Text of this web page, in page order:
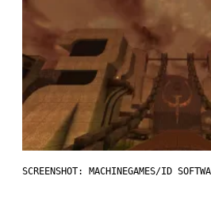
SCREENSHOT: MACHINEGAMES/ID